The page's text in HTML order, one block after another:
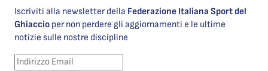
Iscriviti alla newsletter della Federazione Italiana Sport del
Ghiaccio per non perdere gli aggiornamenti e le ultime
notizie sulle nostre discipline